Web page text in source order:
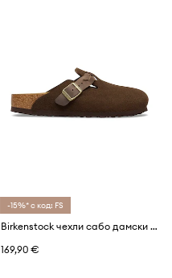
-15%* с код: FS
Birkenstock чехли сабо дамски от велур Boston Braided
169,90 €